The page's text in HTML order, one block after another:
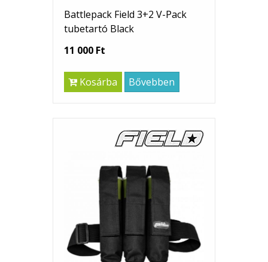
Battlepack Field 3+2 V-Pack
tubetartó Black
11 000 Ft
Kosárba Bővebben